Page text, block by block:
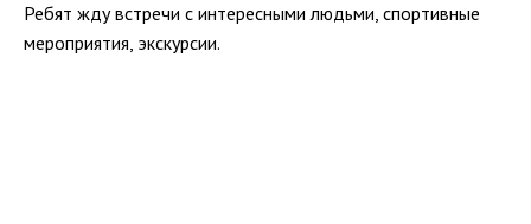
Ребят жду встречи с интересными людьми, спортивные
мероприятия, экскурсии.